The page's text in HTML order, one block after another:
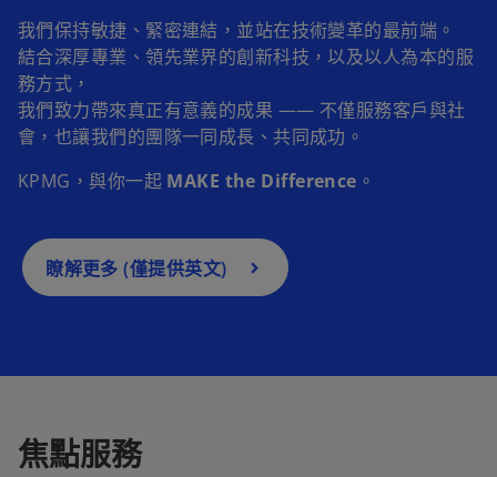
我們保持敏捷、緊密連結，並站在技術變革的最前端。
結合深厚專業、領先業界的創新科技，以及以人為本的服
務方式，
我們致力帶來真正有意義的成果 —— 不僅服務客戶與社
會，也讓我們的團隊一同成長、共同成功。
KPMG，與你一起 MAKE the Difference 。
瞭解更多 (僅提供英文)
在
籤
中
焦點服務